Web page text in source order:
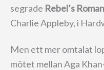
segrade Rebel’s
Charlie Appleby, i
Men ett mer omtalat
mötet mellan Aga